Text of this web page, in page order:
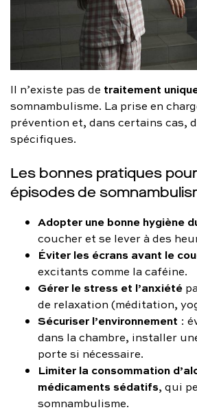
Il n’existe pas de traitement
somnambulisme. La prise en
prévention et, dans certains cas,
spécifiques.
Les bonnes pratiques
épisodes de
Adopter une bonne hygiène
coucher et se lever à des
Éviter les écrans avant le
excitants comme la caféine.
Gérer le stress et l’anxiété
de relaxation (méditation,
Sécuriser l’environnement :
dans la chambre, installer
porte si nécessaire.
Limiter la consommation
médicaments sédatifs, qui
somnambulisme.